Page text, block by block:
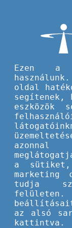
CEEPUS
Ezen a
oldal
segítenek,
eszközök
azonnal
a sütiket,
marketing
tudja
az alsó
kattintva.